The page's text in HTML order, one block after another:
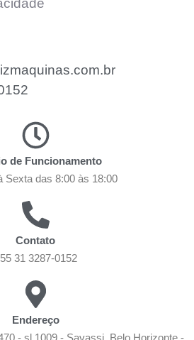
de Funcionamento
Sexta das 8:00 às 18:00
Contato
31 3287-0152
Endereço
- sl.1009 - Savassi. Belo Horizonte -